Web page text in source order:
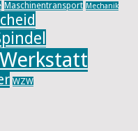
Maschinentransport Mechanik
Werkstatt
WZW